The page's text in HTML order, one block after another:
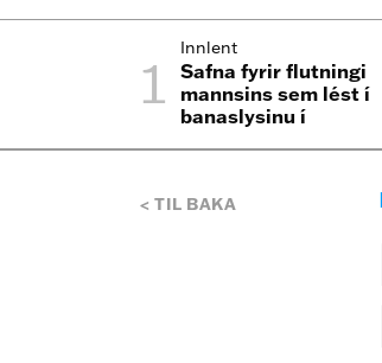
1 Innlent
Safna fyrir flutningi
mannsins sem lést í
banaslysinu í
TIL BAKA